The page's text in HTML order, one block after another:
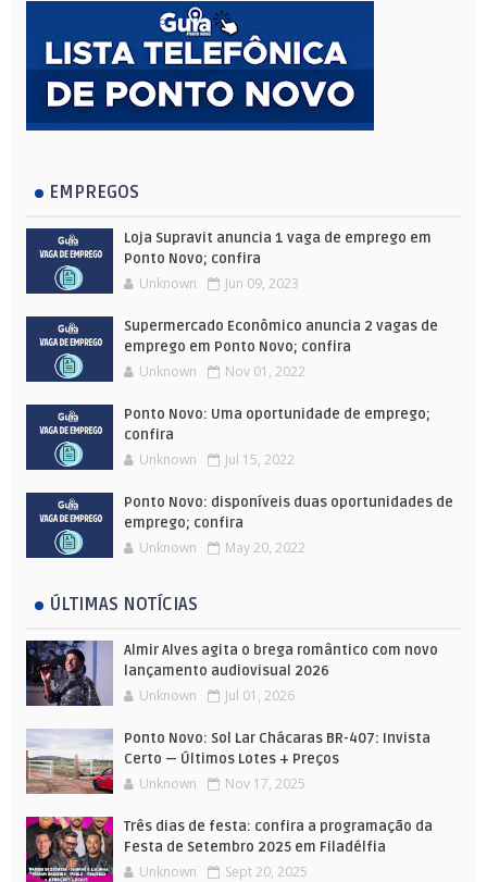
EMPREGOS
Loja Supravit anuncia 1 vaga de emprego em
Ponto Novo; confira
Unknown Jun 09, 2023
Supermercado Econômico anuncia 2 vagas de
emprego em Ponto Novo; confira
Unknown Nov 01, 2022
Ponto Novo: Uma oportunidade de emprego;
confira
Unknown Jul 15, 2022
Ponto Novo: disponíveis duas oportunidades de
emprego; confira
Unknown May 20, 2022
ÚLTIMAS NOTÍCIAS
Almir Alves agita o brega romântico com novo
lançamento audiovisual 2026
Unknown Jul 01, 2026
Ponto Novo: Sol Lar Chácaras BR-407: Invista
Certo — Últimos Lotes + Preços
Unknown Nov 17, 2025
Três dias de festa: confira a programação da
Festa de Setembro 2025 em Filadélfia
Unknown Sept 20, 2025